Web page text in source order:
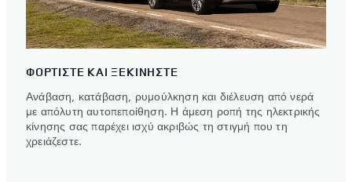
ΦΟΡΤΙΣΤΕ ΚΑΙ ΞΕΚΙΝΗΣΤΕ
Ανάβαση, κατάβαση, ρυμούλκηση και διέλευση από νερά
με απόλυτη αυτοπεποίθηση. Η άμεση ροπή της ηλεκτρικής
κίνησης σας παρέχει ισχύ ακριβώς τη στιγμή που τη
χρειάζεστε.